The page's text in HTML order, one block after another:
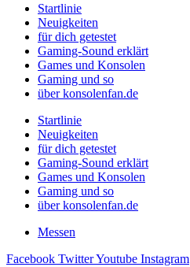
Startlinie
Neuigkeiten
für dich getestet
Gaming-Sound erklärt
Games und Konsolen
Gaming und so
über konsolenfan.de
Startlinie
Neuigkeiten
für dich getestet
Gaming-Sound erklärt
Games und Konsolen
Gaming und so
über konsolenfan.de
Messen
Facebook TwitterYoutube Instagram